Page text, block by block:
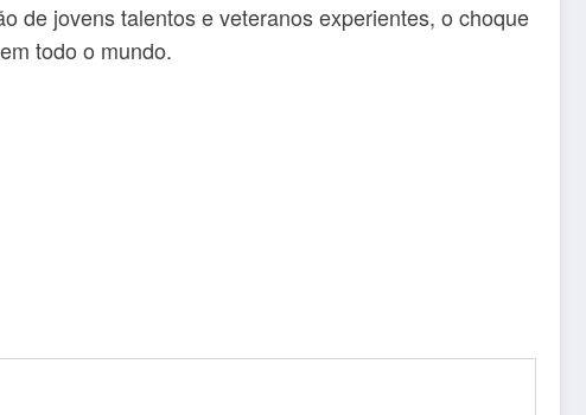
de jovens talentos e veteranos experientes, o choque
todo o mundo.